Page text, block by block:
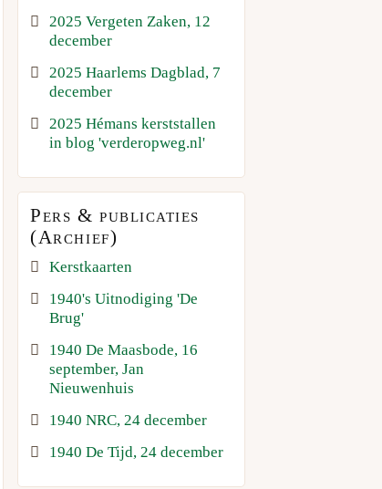
2025 Vergeten Zaken, 12
december
2025 Haarlems Dagblad, 7
december
2025 Hémans kerststallen
in blog 'verderopweg.nl'
Pers & publicaties
(Archief)
Kerstkaarten
1940's Uitnodiging 'De
Brug'
1940 De Maasbode, 16
september, Jan
Nieuwenhuis
1940 NRC, 24 december
1940 De Tijd, 24 december